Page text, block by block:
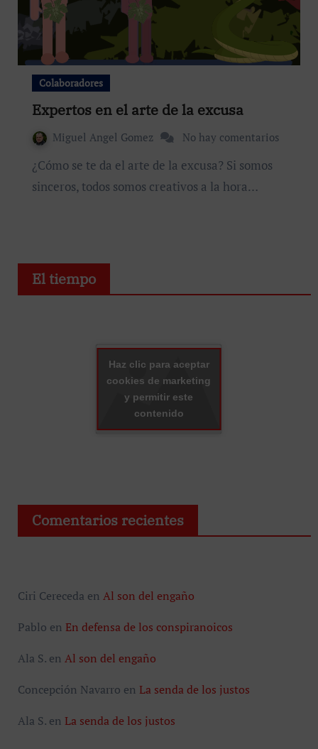
Colaboradores
Expertos en el arte de la excusa
Miguel Angel Gomez No hay comentarios
¿Cómo se te da el arte de la excusa? Si somos
sinceros, todos somos creativos a la hora…
El tiempo
Haz clic para aceptar
cookies de marketing
y permitir este
contenido
Comentarios recientes
Ciri Cereceda en Al son del engaño
Pablo en En defensa de los conspiranoicos
Ala S.en Al son del engaño
Concepción Navarro en La senda de los justos
Ala S.en La senda de los justos